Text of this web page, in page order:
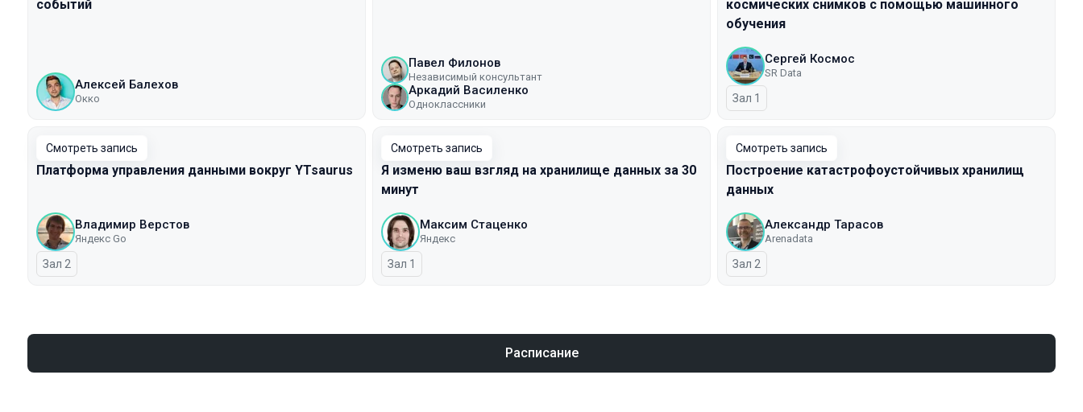
событий
Алексей Балехов
Окко
Павел Филонов
Независимый консультант
Аркадий Василенко
Одноклассники
космических снимков с помощью машинного
обучения
Сергей Космос
SR Data
Зал 1
Смотреть запись
Платформа управления данными вокруг YTsaurus
Владимир Верстов
Яндекс Go
Зал 2
Смотреть запись
Я изменю ваш взгляд на хранилище данных за 30
минут
Максим Стаценко
Яндекс
Зал 1
Смотреть запись
Построение катастрофоустойчивых хранилищ
данных
Александр Тарасов
Arenadata
Зал 2
Расписание